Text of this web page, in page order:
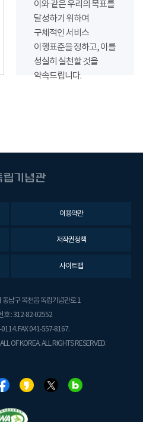
이와 같은 우리의 목표를
달성하기 위하여
구체적인 서비스
이행표준을 정하고, 이를
성실히 실천할 것을
약속드립니다.
이용약관
저작권정책
사이트맵
남구 목천읍 독립기념관로 1
호 : 312-82-02552
FAX 041-557-8167.
OF KOREA. ALL RIGHTS RESERVED.